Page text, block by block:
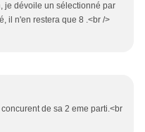
je dévoile un sélectionné par
il n'en restera que 8 .<br />
de sa 2 eme parti.<br